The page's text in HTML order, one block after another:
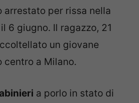
arrestato per rissa nella
6 giugno. Il ragazzo, 21
un giovane
centro a Milano.
a porlo in stato di